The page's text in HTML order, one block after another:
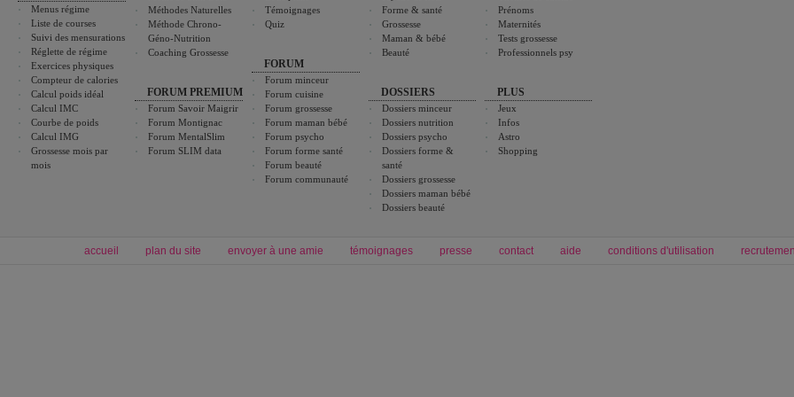
Menus régime
Liste de courses
Suivi des mensurations
Réglette de régime
Exercices physiques
Compteur de calories
Calcul poids idéal
Calcul IMC
Courbe de poids
Calcul IMG
Grossesse mois par
mois
Méthodes Naturelles
Méthode Chrono-
Géno-Nutrition
Coaching Grossesse
FORUM PREMIUM
Forum Savoir Maigrir
Forum Montignac
Forum MentalSlim
Forum SLIM data
Témoignages
Quiz
FORUM
Forum minceur
Forum cuisine
Forum grossesse
Forum maman bébé
Forum psycho
Forum forme santé
Forum beauté
Forum communauté
Forme & santé
Grossesse
Maman & bébé
Beauté
DOSSIERS
Dossiers minceur
Dossiers nutrition
Dossiers psycho
Dossiers forme &
santé
Dossiers grossesse
Dossiers maman bébé
Dossiers beauté
Prénoms
Maternités
Tests grossesse
Professionnels psy
PLUS
Jeux
Infos
Astro
Shopping
accueil plan du site envoyer à une amie témoignages presse contact aide conditions d'utilisation